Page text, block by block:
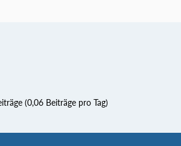
(0,06 Beiträge pro Tag)